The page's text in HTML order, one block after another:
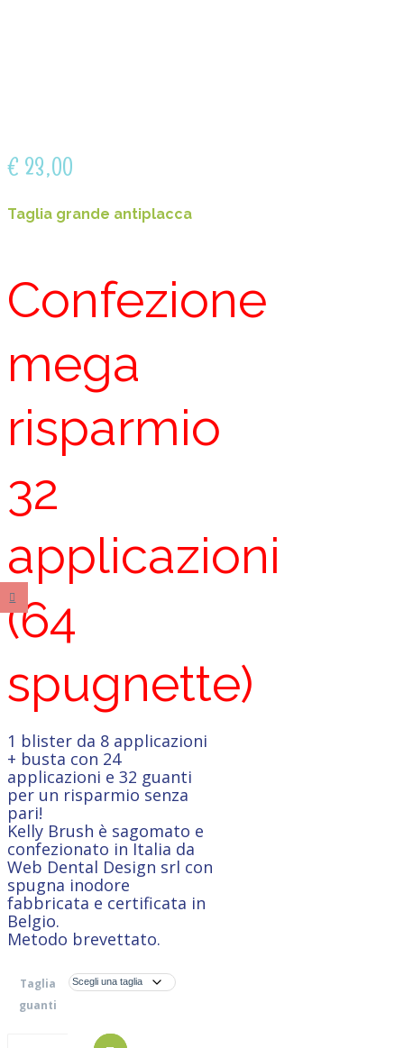
€ 23,00
Taglia grande antiplacca
Confezione
mega
risparmio
32
applicazioni
(64
spugnette)
1 blister da 8 applicazioni
+ busta con 24
applicazioni e 32 guanti
per un risparmio senza
pari!
Kelly Brush è sagomato e
confezionato in Italia da
Web Dental Design srl con
spugna inodore
fabbricata e certificata in
Belgio.
Metodo brevettato.
Taglia
guanti
AGGIUNGI